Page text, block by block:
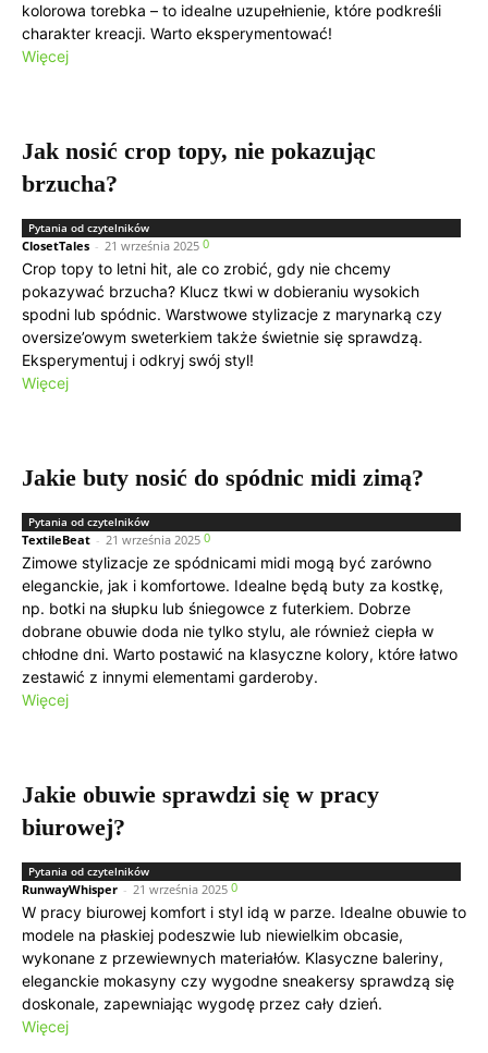
kolorowa torebka – to idealne uzupełnienie, które podkreśli
charakter kreacji. Warto eksperymentować!
Więcej
Jak nosić crop topy, nie pokazując
brzucha?
Pytania od czytelników
ClosetTales - 21 września 2025 0
Crop topy to letni hit, ale co zrobić, gdy nie chcemy
pokazywać brzucha? Klucz tkwi w dobieraniu wysokich
spodni lub spódnic. Warstwowe stylizacje z marynarką czy
oversize’owym sweterkiem także świetnie się sprawdzą.
Eksperymentuj i odkryj swój styl!
Więcej
Jakie buty nosić do spódnic midi zimą?
Pytania od czytelników
TextileBeat - 21 września 2025 0
Zimowe stylizacje ze spódnicami midi mogą być zarówno
eleganckie, jak i komfortowe. Idealne będą buty za kostkę,
np. botki na słupku lub śniegowce z futerkiem. Dobrze
dobrane obuwie doda nie tylko stylu, ale również ciepła w
chłodne dni. Warto postawić na klasyczne kolory, które łatwo
zestawić z innymi elementami garderoby.
Więcej
Jakie obuwie sprawdzi się w pracy
biurowej?
Pytania od czytelników
RunwayWhisper - 21 września 2025 0
W pracy biurowej komfort i styl idą w parze. Idealne obuwie to
modele na płaskiej podeszwie lub niewielkim obcasie,
wykonane z przewiewnych materiałów. Klasyczne baleriny,
eleganckie mokasyny czy wygodne sneakersy sprawdzą się
doskonale, zapewniając wygodę przez cały dzień.
Więcej